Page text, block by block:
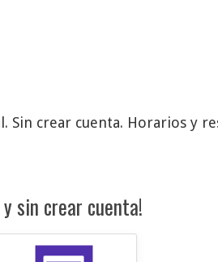
crear cuenta. Horarios y
sin crear cuenta!